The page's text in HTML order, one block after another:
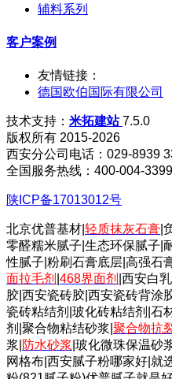
辅料系列
客户案例
友情链接：
德国欧伯国际有限公司
技术支持： 米拓建站7.5.0
版权所有 2015-2026
西安分公司电话：029-8939
全国服务热线：400-004-3399
陕ICP备17013012号
北京优普基材| 轻质抹灰石膏 |
零醛糯米腻子|生态环保腻子|
性腻子|粉刷石膏底层|高强石
面拉毛剂 468界面剂 |西安白
胶|西安瓷砖胶|西安瓷砖背涂
瓷砖粘结剂|玻化砖粘结剂|石
剂|聚合物粘结砂浆| 聚合物抗
浆| 防水砂浆 |玻化微珠保温砂
网格布|西安腻子粉哪家好|就